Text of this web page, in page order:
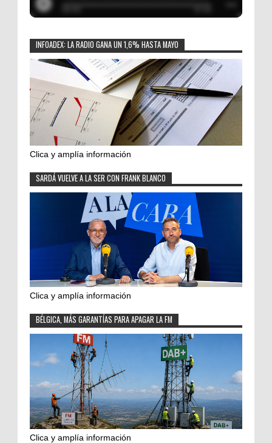
INFOADEX: LA RADIO GANA UN 1,6% HASTA MAYO
Clica y amplía información
SARDÁ VUELVE A LA SER CON FRANK BLANCO
Clica y amplía información
BÉLGICA, MÁS GARANTÍAS PARA APAGAR LA FM
Clica y amplía información